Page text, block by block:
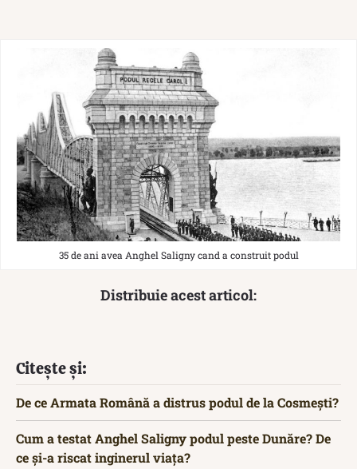
35 de ani avea Anghel Saligny cand a construit podul
Distribuie acest articol:
Citește și:
De ce Armata Română a distrus podul de la Cosmești?
Cum a testat Anghel Saligny podul peste Dunăre? De
ce și-a riscat inginerul viața?